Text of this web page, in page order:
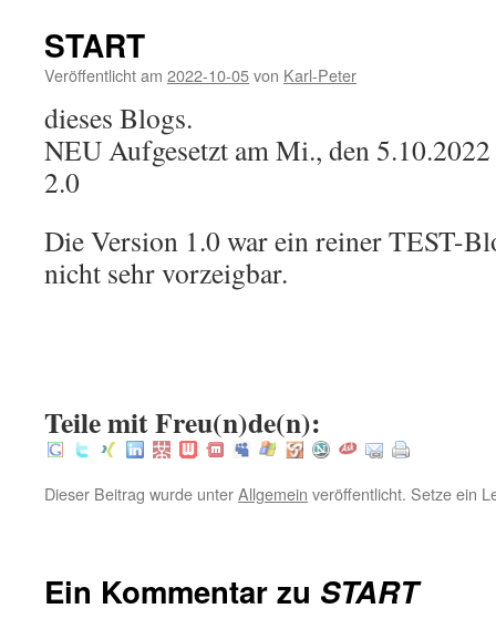
START
Veröffentlicht am 2022-10-05von Karl-Peter
dieses Blogs.
NEU Aufgesetzt am Mi., den
2.0
Die Version 1.0 war ein reiner TEST-
nicht sehr vorzeigbar.
Teile mit Freu(n)de(n):
Dieser Beitrag wurde unterAllgemein veröffentlicht. Setze ein
Ein Kommentar zu START